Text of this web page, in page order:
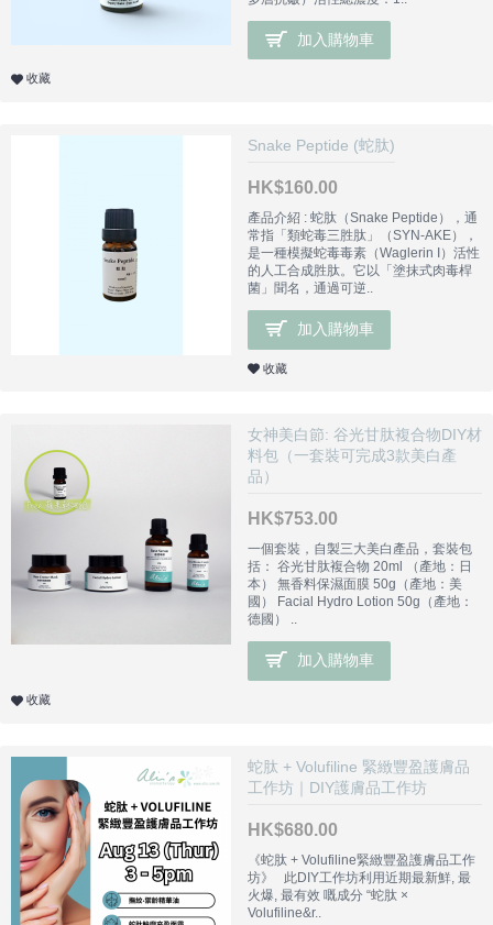
加入購物車
收藏
Snake Peptide (蛇肽)
HK$160.00
產品介紹 : 蛇肽（Snake Peptide），通
常指「類蛇毒三胜肽」（SYN-AKE），
是一種模擬蛇毒毒素（Waglerin I）活性
的人工合成胜肽。它以「塗抹式肉毒桿
菌」聞名，通過可逆..
加入購物車
收藏
女神美白節: 谷光甘肽複合物DIY材
料包（一套裝可完成3款美白產
品）
HK$753.00
一個套裝，自製三大美白產品，套裝包
括： 谷光甘肽複合物 20ml （產地：日
本） 無香料保濕面膜 50g（產地：美
國） Facial Hydro Lotion 50g（產地：
德國） ..
加入購物車
收藏
蛇肽 + Volufiline 緊緻豐盈護膚品
工作坊｜DIY護膚品工作坊
HK$680.00
《蛇肽 + Volufiline緊緻豐盈護膚品工作
坊》 此DIY工作坊利用近期最新鮮, 最
火爆, 最有效 嘅成分 “蛇肽 ×
Volufiline&r..